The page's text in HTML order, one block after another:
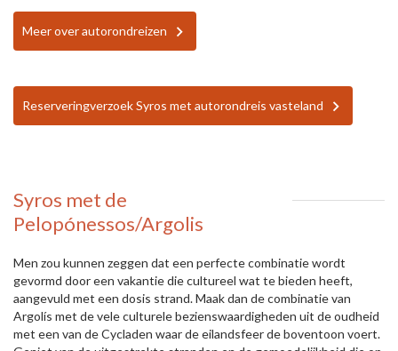
Meer over autorondreizen
Reserveringverzoek Syros met autorondreis vasteland
Syros met de
Pelopónessos/Argolis
Men zou kunnen zeggen dat een perfecte combinatie wordt
gevormd door een vakantie die cultureel wat te bieden heeft,
aangevuld met een dosis strand. Maak dan de combinatie van
Argolís met de vele culturele bezienswaardigheden uit de oudheid
met een van de Cycladen waar de eilandsfeer de boventoon voert.